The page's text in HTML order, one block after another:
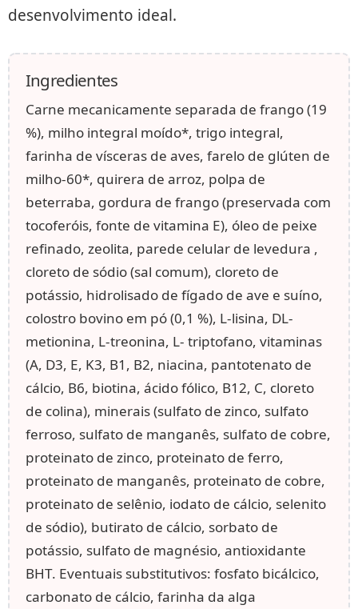
desenvolvimento ideal.
Ingredientes
Carne mecanicamente separada de frango (19
%), milho integral moído*, trigo integral,
farinha de vísceras de aves, farelo de glúten de
milho-60*, quirera de arroz, polpa de
beterraba, gordura de frango (preservada com
tocoferóis, fonte de vitamina E), óleo de peixe
refinado, zeolita, parede celular de levedura ,
cloreto de sódio (sal comum), cloreto de
potássio, hidrolisado de fígado de ave e suíno,
colostro bovino em pó (0,1 %), L-lisina, DL-
metionina, L-treonina, L- triptofano, vitaminas
(A, D3, E, K3, B1, B2, niacina, pantotenato de
cálcio, B6, biotina, ácido fólico, B12, C, cloreto
de colina), minerais (sulfato de zinco, sulfato
ferroso, sulfato de manganês, sulfato de cobre,
proteinato de zinco, proteinato de ferro,
proteinato de manganês, proteinato de cobre,
proteinato de selênio, iodato de cálcio, selenito
de sódio), butirato de cálcio, sorbato de
potássio, sulfato de magnésio, antioxidante
BHT. Eventuais substitutivos: fosfato bicálcico,
carbonato de cálcio, farinha da alga